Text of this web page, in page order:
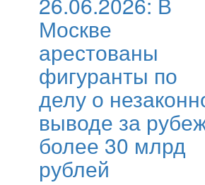
Москве
арестованы
фигуранты по
делу о
выводе за
более 30 млрд
рублей